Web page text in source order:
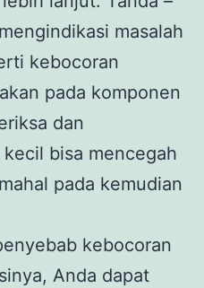
masalah
kebocoran
pada komponen
dan
bisa mencegah
pada kemudian
kebocoran
Anda dapat